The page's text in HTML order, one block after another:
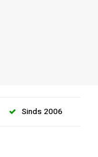
Sinds 2006